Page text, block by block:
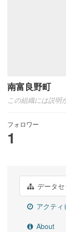
南富良野町
この組織には説明
フォロワー
1
データセ
アクティ
About